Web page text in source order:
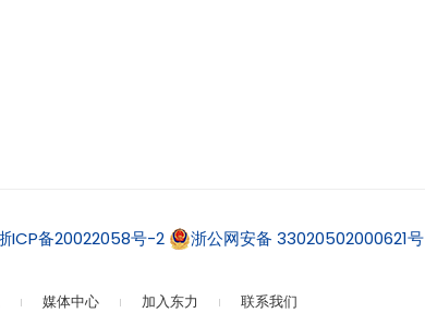
ICP备20022058号-2 浙公网安备 33020502000621号
媒体中心 加入东力 联系我们